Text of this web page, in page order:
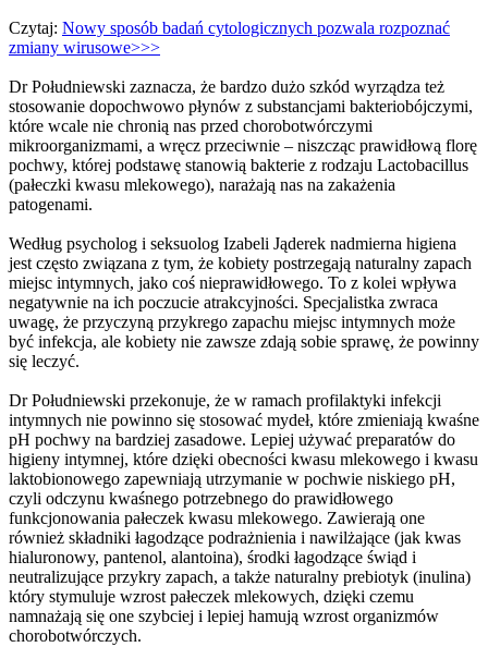
Czytaj: Nowy sposób badań cytologicznych pozwala rozpoznać
zmiany wirusowe>>>
Dr Południewski zaznacza, że bardzo dużo szkód wyrządza też
stosowanie dopochwowo płynów z substancjami bakteriobójczymi,
które wcale nie chronią nas przed chorobotwórczymi
mikroorganizmami, a wręcz przeciwnie – niszcząc prawidłową florę
pochwy, której podstawę stanowią bakterie z rodzaju Lactobacillus
(pałeczki kwasu mlekowego), narażają nas na zakażenia
patogenami.
Według psycholog i seksuolog Izabeli Jąderek nadmierna higiena
jest często związana z tym, że kobiety postrzegają naturalny zapach
miejsc intymnych, jako coś nieprawidłowego. To z kolei wpływa
negatywnie na ich poczucie atrakcyjności. Specjalistka zwraca
uwagę, że przyczyną przykrego zapachu miejsc intymnych może
być infekcja, ale kobiety nie zawsze zdają sobie sprawę, że powinny
się leczyć.
Dr Południewski przekonuje, że w ramach profilaktyki infekcji
intymnych nie powinno się stosować mydeł, które zmieniają kwaśne
pH pochwy na bardziej zasadowe. Lepiej używać preparatów do
higieny intymnej, które dzięki obecności kwasu mlekowego i kwasu
laktobionowego zapewniają utrzymanie w pochwie niskiego pH,
czyli odczynu kwaśnego potrzebnego do prawidłowego
funkcjonowania pałeczek kwasu mlekowego. Zawierają one
również składniki łagodzące podrażnienia i nawilżające (jak kwas
hialuronowy, pantenol, alantoina), środki łagodzące świąd i
neutralizujące przykry zapach, a także naturalny prebiotyk (inulina)
który stymuluje wzrost pałeczek mlekowych, dzięki czemu
namnażają się one szybciej i lepiej hamują wzrost organizmów
chorobotwórczych.